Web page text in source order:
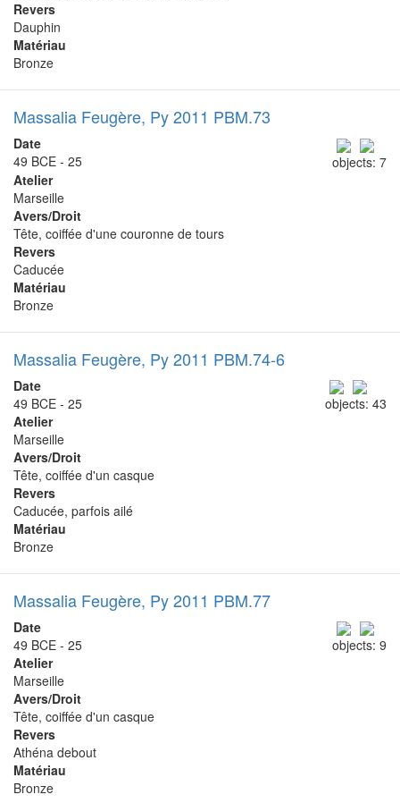
Revers
Dauphin
Matériau
Bronze
Massalia Feugère, Py 2011 PBM.73
objects: 7
Date
49 BCE - 25
Atelier
Marseille
Avers/Droit
Tête, coiffée d'une couronne de tours
Revers
Caducée
Matériau
Bronze
Massalia Feugère, Py 2011 PBM.74-6
objects: 43
Date
49 BCE - 25
Atelier
Marseille
Avers/Droit
Tête, coiffée d'un casque
Revers
Caducée, parfois ailé
Matériau
Bronze
Massalia Feugère, Py 2011 PBM.77
objects: 9
Date
49 BCE - 25
Atelier
Marseille
Avers/Droit
Tête, coiffée d'un casque
Revers
Athéna debout
Matériau
Bronze